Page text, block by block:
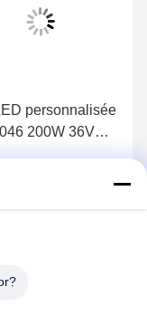
personnalisée
200W 36V